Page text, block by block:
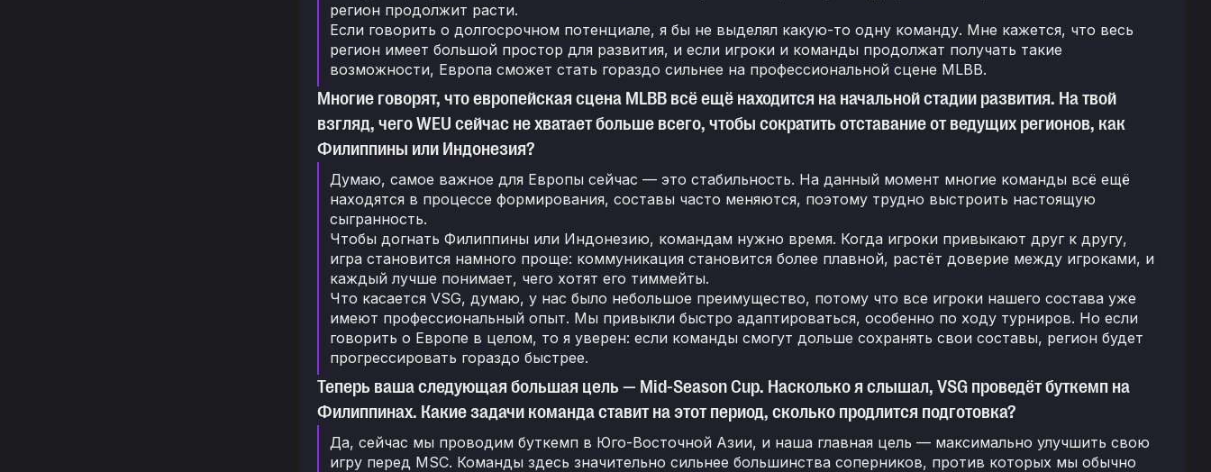
регион продолжит расти.
Если говорить о долгосрочном потенциале, я бы не выделял какую-то одну команду. Мне кажется, что весь
регион имеет большой простор для развития, и если игроки и команды продолжат получать такие
возможности, Европа сможет стать гораздо сильнее на профессиональной сцене MLBB.
Многие говорят, что европейская сцена MLBB всё ещё находится на начальной стадии развития. На твой
взгляд, чего WEU сейчас не хватает больше всего, чтобы сократить отставание от ведущих регионов, как
Филиппины или Индонезия?
Думаю, самое важное для Европы сейчас — это стабильность. На данный момент многие команды всё ещё
находятся в процессе формирования, составы часто меняются, поэтому трудно выстроить настоящую
сыгранность.
Чтобы догнать Филиппины или Индонезию, командам нужно время. Когда игроки привыкают друг к другу,
игра становится намного проще: коммуникация становится более плавной, растёт доверие между игроками, и
каждый лучше понимает, чего хотят его тиммейты.
Что касается VSG, думаю, у нас было небольшое преимущество, потому что все игроки нашего состава уже
имеют профессиональный опыт. Мы привыкли быстро адаптироваться, особенно по ходу турниров. Но если
говорить о Европе в целом, то я уверен: если команды смогут дольше сохранять свои составы, регион будет
прогрессировать гораздо быстрее.
Теперь ваша следующая большая цель — Mid-Season Cup. Насколько я слышал, VSG проведёт буткемп на
Филиппинах. Какие задачи команда ставит на этот период, сколько продлится подготовка?
Да, сейчас мы проводим буткемп в Юго-Восточной Азии, и наша главная цель — максимально улучшить свою
игру перед MSC. Команды здесь значительно сильнее большинства соперников, против которых мы обычно